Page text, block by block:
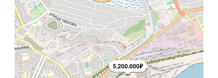
5.200.000₽